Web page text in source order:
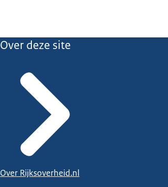
Over deze site
Over Rijksoverheid.nl